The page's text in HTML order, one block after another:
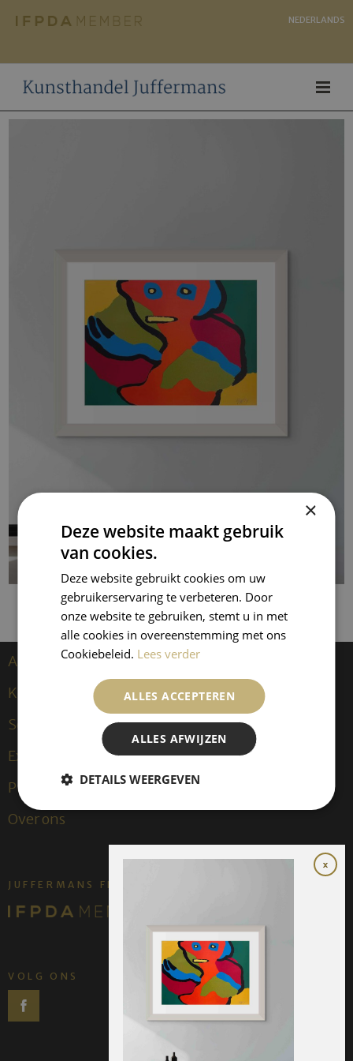
NEDERLANDS
Artiesten
Kees van Dongen
Sculpturen
Exposities
Publicaties
Over ons
JUFFERMANS FINE ART IS:
VOLG ONS
×
Deze website maakt gebruik
van cookies.
Deze website gebruikt cookies om uw
gebruikerservaring te verbeteren. Door
onze website te gebruiken, stemt u in met
alle cookies in overeenstemming met ons
Cookiebeleid. Lees verder
ALLES ACCEPTEREN
ALLES AFWIJZEN
DETAILS WEERGEVEN